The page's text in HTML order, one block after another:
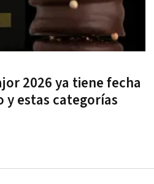
2026 ya tiene fecha
estas categorías